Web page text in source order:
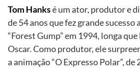
Tom Hanksé um ator, produtor e
de 54 anos que fez grande
“Forest Gump” em 1994, longa
Oscar. Como produtor, ele
a animação “O Expresso Polar”, de